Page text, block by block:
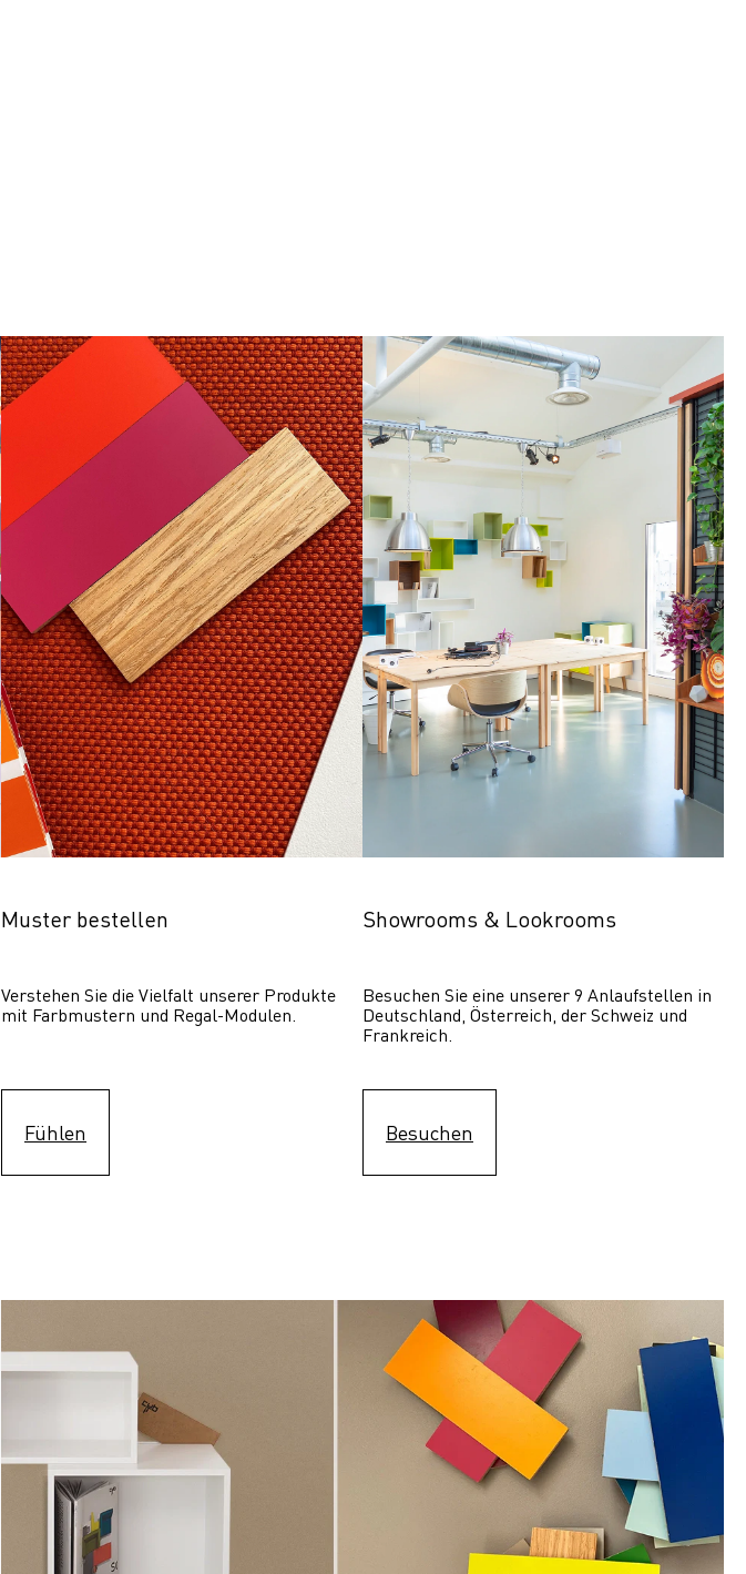
Muster bestellen
Verstehen Sie die Vielfalt unserer Produkte
mit Farbmustern und Regal-Modulen.
Fühlen
Showrooms & Lookrooms
Besuchen Sie eine unserer 9 Anlaufstellen in
Deutschland, Österreich, der Schweiz und
Frankreich.
Besuchen